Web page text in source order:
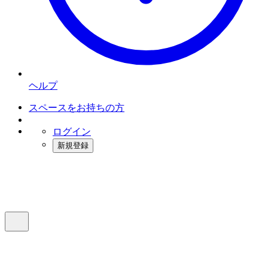
ヘルプ
スペースをお持ちの方
ログイン
新規登録